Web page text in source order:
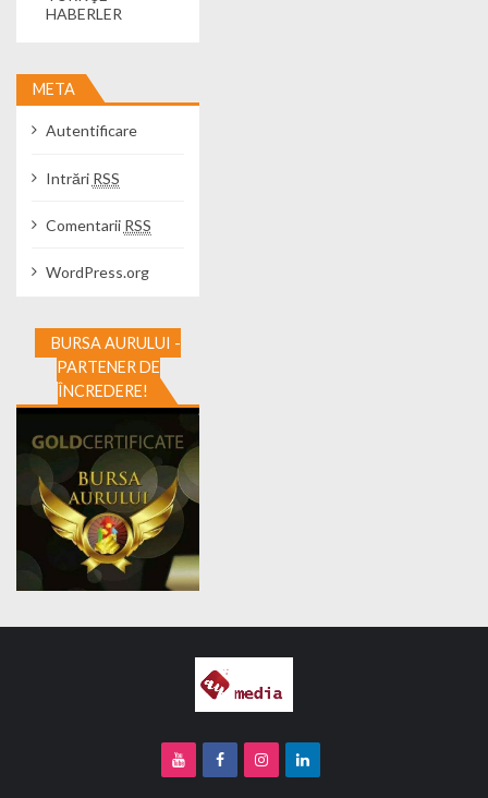
HABERLER
META
Autentificare
Intrări RSS
Comentarii RSS
WordPress.org
BURSA AURULUI -
PARTENER DE
ÎNCREDERE!